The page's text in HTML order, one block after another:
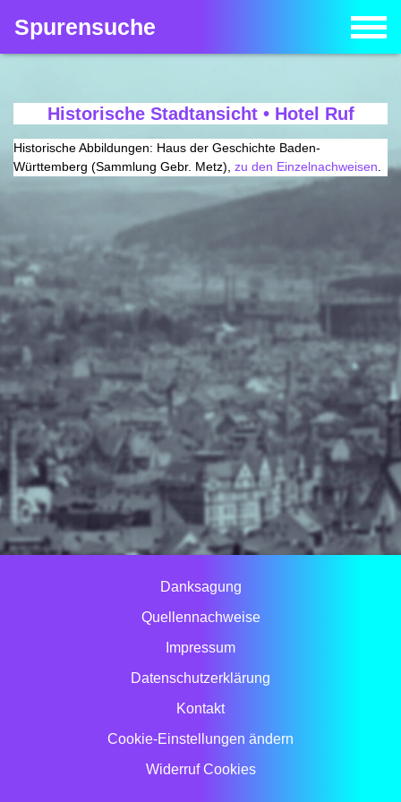
Spurensuche
Historische Stadtansicht • Hotel Ruf
Historische Abbildungen: Haus der Geschichte Baden-
Württemberg (Sammlung Gebr. Metz), zu den Einzelnachweisen
Danksagung
Quellennachweise
Impressum
Datenschutzerklärung
Kontakt
Cookie-Einstellungen ändern
Widerruf Cookies